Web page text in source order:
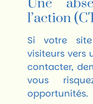
Une
l’action
Si votre
visiteurs vers
contacter,
vous
opportunités.